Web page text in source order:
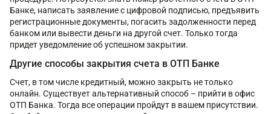
Банке, написать заявление с цифровой подписью, предъявить
регистрационные документы, погасить задолженности перед
банком или вывести деньги на другой счет. Только тогда
придет уведомление об успешном закрытии.
Другие способы закрытия счета в ОТП Банке
Счет, в том числе кредитный, можно закрыть не только
онлайн. Существует альтернативный способ – прийти в офис
ОТП Банка. Тогда все операции пройдут в вашем присутствии.